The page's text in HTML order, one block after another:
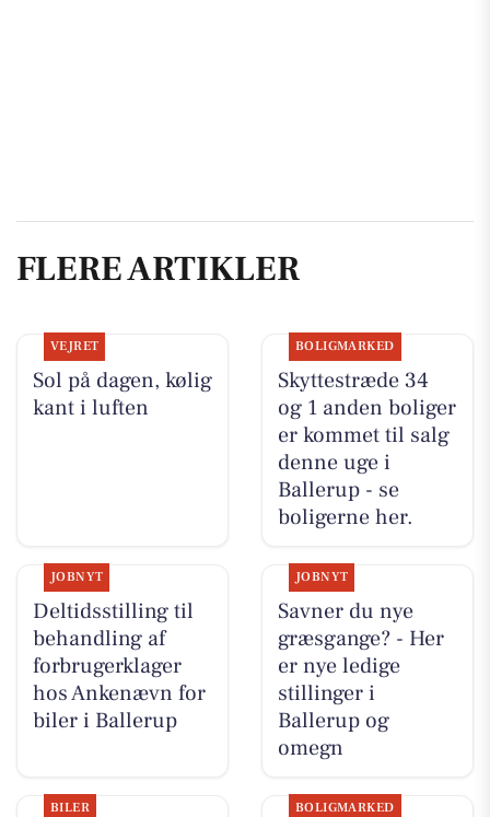
FLERE ARTIKLER
VEJRET
Sol på dagen, kølig
kant i luften
BOLIGMARKED
Skyttestræde 34
og 1 anden boliger
er kommet til salg
denne uge i
Ballerup - se
boligerne her.
JOBNYT
Deltidsstilling til
behandling af
forbrugerklager
hos Ankenævn for
biler i Ballerup
JOBNYT
Savner du nye
græsgange? - Her
er nye ledige
stillinger i
Ballerup og
omegn
BILER BOLIGMARKED